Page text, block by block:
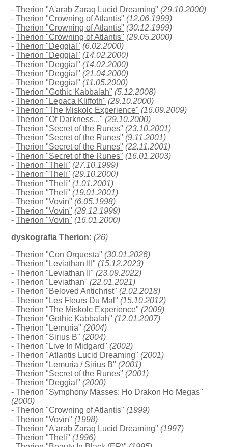
-Therion "A'arab Zaraq Lucid Dreaming" (29.10.2000)
-Therion "Crowning of Atlantis" (12.06.1999)
-Therion "Crowning of Atlantis" (30.12.1999)
-Therion "Crowning of Atlantis" (29.05.2000)
-Therion "Deggial" (6.02.2000)
-Therion "Deggial" (14.02.2000)
-Therion "Deggial" (14.02.2000)
-Therion "Deggial" (21.04.2000)
-Therion "Deggial" (11.05.2000)
-Therion "Gothic Kabbalah" (5.12.2008)
-Therion "Lepaca Kliffoth" (29.10.2000)
-Therion "The Miskolc Experience" (16.09.2009)
-Therion "Of Darkness..." (29.10.2000)
-Therion "Secret of the Runes" (23.10.2001)
-Therion "Secret of the Runes" (9.11.2001)
-Therion "Secret of the Runes" (22.11.2001)
-Therion "Secret of the Runes" (16.01.2003)
-Therion "Theli" (27.10.1999)
-Therion "Theli" (29.10.2000)
-Therion "Theli" (1.01.2001)
-Therion "Theli" (19.01.2001)
-Therion "Vovin" (6.05.1998)
-Therion "Vovin" (28.12.1999)
-Therion "Vovin" (16.01.2000)
dyskografia Therion: (26)
- Therion "Con Orquesta"(30.01.2026)
- Therion "Leviathan III"(15.12.2023)
- Therion "Leviathan II"(23.09.2022)
- Therion "Leviathan"(22.01.2021)
- Therion "Beloved Antichrist"(2.02.2018)
- Therion "Les Fleurs Du Mal"(15.10.2012)
- Therion "The Miskolc Experience"(2009)
- Therion "Gothic Kabbalah"(12.01.2007)
- Therion "Lemuria"(2004)
- Therion "Sirius B"(2004)
- Therion "Live In Midgard"(2002)
- Therion "Atlantis Lucid Dreaming"(2001)
- Therion "Lemuria / Sirius B"(2001)
- Therion "Secret of the Runes"(2001)
- Therion "Deggial"(2000)
- Therion "Symphony Masses: Ho Drakon Ho Megas"
(2000)
- Therion "Crowning of Atlantis"(1999)
- Therion "Vovin"(1998)
- Therion "A'arab Zaraq Lucid Dreaming"(1997)
- Therion "Theli"(1996)